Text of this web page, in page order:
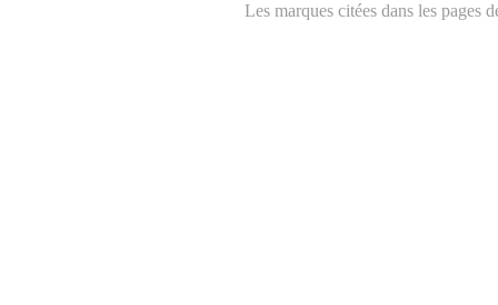
Les marques citées dans les pages